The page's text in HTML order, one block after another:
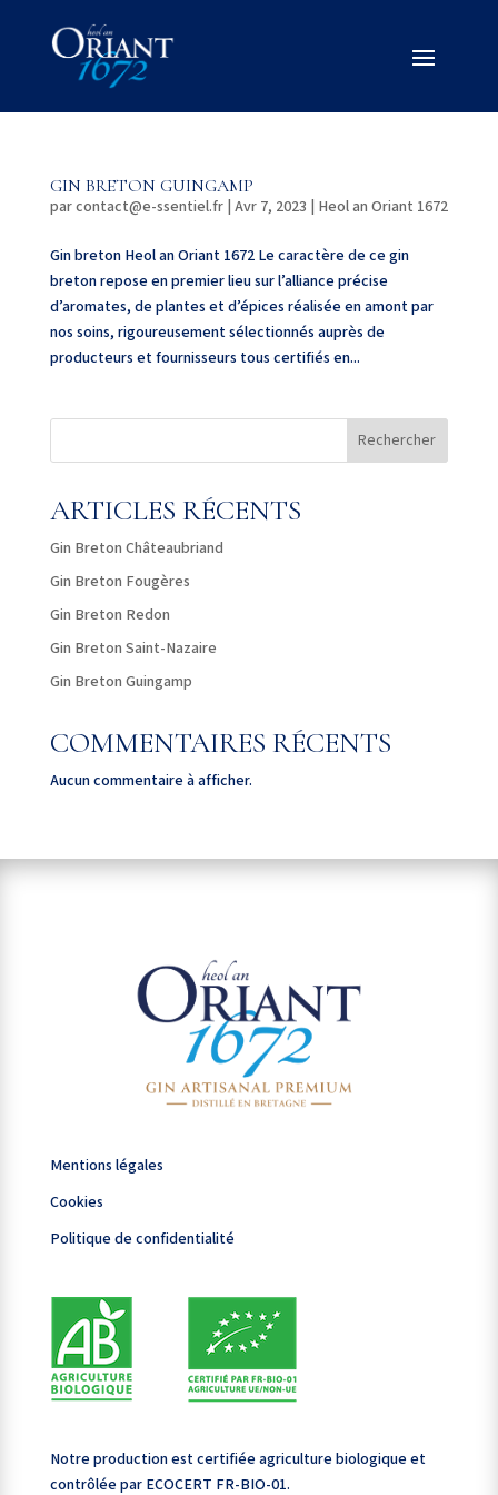
GIN BRETON GUINGAMP
parcontact@e-ssentiel.fr| Avr 7, 2023 Heol an Oriant 1672
Gin breton Heol an Oriant 1672 Le caractère de ce gin
breton repose en premier lieu sur l’alliance précise
d’aromates, de plantes et d’épices réalisée en amont par
nos soins, rigoureusement sélectionnés auprès de
producteurs et fournisseurs tous certifiés en...
Rechercher
ARTICLES RÉCENTS
Gin Breton Châteaubriand
Gin Breton Fougères
Gin Breton Redon
Gin Breton Saint-Nazaire
Gin Breton Guingamp
COMMENTAIRES RÉCENTS
Aucun commentaire à afficher.
Mentions légales
Cookies
Politique de confidentialité
Notre production est certifiée agriculture biologique et
contrôlée par ECOCERT FR-BIO-01.
Mentions légales
Politique de confidentialité
Notre production est certifiée agriculture biologique et